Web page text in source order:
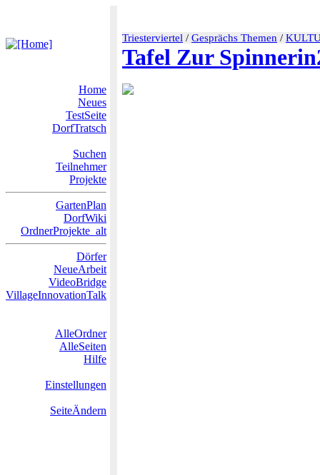
Triesterviertel / Gesprächs Themen /
Tafel Zur
Home
Neues
TestSeite
DorfTratsch
Suchen
Teilnehmer
Projekte
GartenPlan
DorfWiki
OrdnerProjekte_alt
Dörfer
NeueArbeit
VideoBridge
VillageInnovationTalk
AlleOrdner
AlleSeiten
Hilfe
Einstellungen
SeiteÄndern